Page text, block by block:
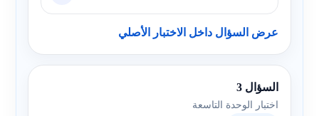
عرض السؤال داخل الاختبار الأصلي
السؤال 3
اختبار الوحدة التاسعة